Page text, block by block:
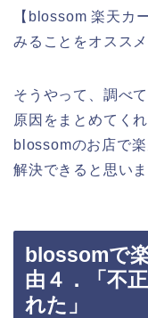
【blossom 楽天カ
みることをオススメ
そうやって、調べ
原因をまとめてく
blossomのお店で
解決できると思いま
blossomで
由４．「不
れた」